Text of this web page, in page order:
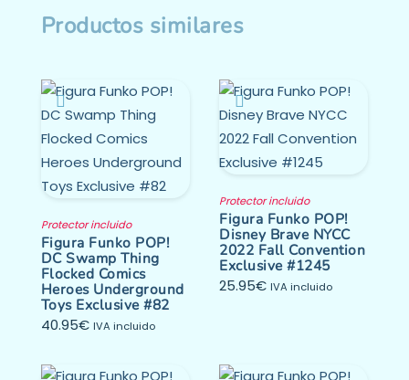
Productos similares
Protector incluido
Figura Funko POP!
DC Swamp Thing
Flocked Comics
Heroes Underground
Toys Exclusive #82
40.95€ IVA incluido
Protector incluido
Figura Funko POP!
Disney Brave NYCC
2022 Fall Convention
Exclusive #1245
25.95€ IVA incluido